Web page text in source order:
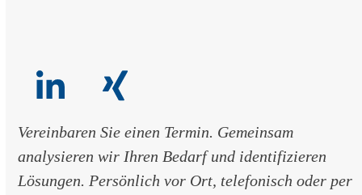
LinkedIn
Xing
Vereinbaren Sie einen Termin. Gemeinsam
analysieren wir Ihren Bedarf und identifizieren
Lösungen. Persönlich vor Ort, telefonisch oder per